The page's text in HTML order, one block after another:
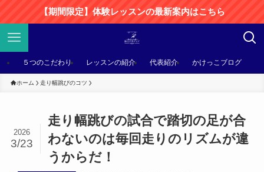
【期間限定】体験レッスンの最新案内はこちら
５つのこだわり レッスンの紹介 代表紹介 かけっこブログ
ホーム 走り幅跳びのコツ
走り幅跳びの試合で踏切の足が合
わないのは毎回走りのリズムが違
うからだ！
2026
3/23